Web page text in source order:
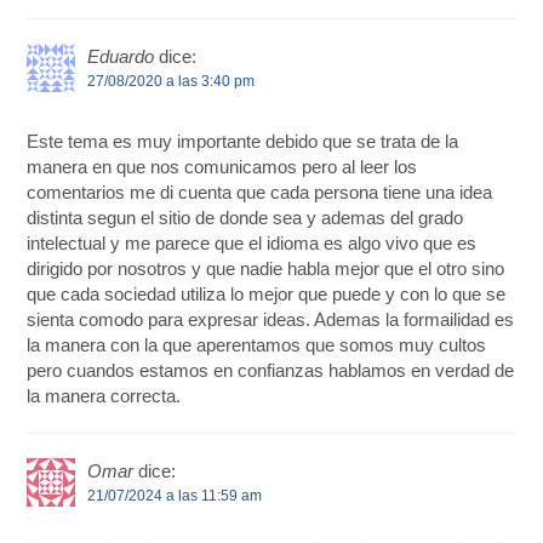
Eduardo dice:
27/08/2020 a las 3:40 pm
Este tema es muy importante debido que se trata de la
manera en que nos comunicamos pero al leer los
comentarios me di cuenta que cada persona tiene una idea
distinta segun el sitio de donde sea y ademas del grado
intelectual y me parece que el idioma es algo vivo que es
dirigido por nosotros y que nadie habla mejor que el otro sino
que cada sociedad utiliza lo mejor que puede y con lo que se
sienta comodo para expresar ideas. Ademas la formailidad es
la manera con la que aperentamos que somos muy cultos
pero cuandos estamos en confianzas hablamos en verdad de
la manera correcta.
Omar dice:
21/07/2024 a las 11:59 am